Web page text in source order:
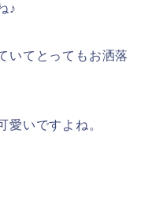
♪
いてとってもお洒落
愛いですよね。